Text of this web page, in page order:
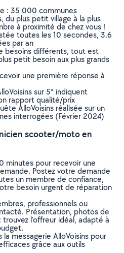
: 35 000 communes
du plus petit village à la plus
à proximité de chez vous !
toutes les 10 secondes, 3.6
par an
besoins différents, tout est
petit besoin aux plus grands
une première réponse à
sur 5* indiquent
rapport qualité/prix
AlloVoisins réalisée sur un
interrogées (Février 2024)
scooter/moto en
minutes pour recevoir une
Postez votre demande
un membre de confiance,
besoin urgent de réparation
professionnels ou
Présentation, photos de
l'offreur idéal, adapté à
messagerie AlloVoisins pour
grâce aux outils